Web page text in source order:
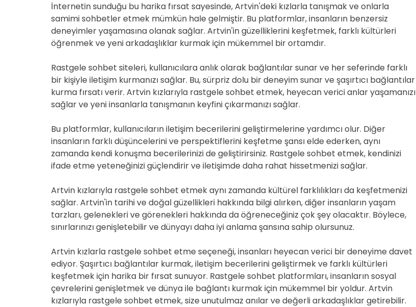
İnternetin sunduğu bu harika fırsat sayesinde, Artvin'deki kızlarla tanışmak ve onlarla
samimi sohbetler etmek mümkün hale gelmiştir. Bu platformlar, insanların benzersiz
deneyimler yaşamasına olanak sağlar. Artvin'in güzelliklerini keşfetmek, farklı kültürleri
öğrenmek ve yeni arkadaşlıklar kurmak için mükemmel bir ortamdır.
Rastgele sohbet siteleri, kullanıcılara anlık olarak bağlantılar sunar ve her seferinde farklı
bir kişiyle iletişim kurmanızı sağlar. Bu, sürpriz dolu bir deneyim sunar ve şaşırtıcı bağlantılar
kurma fırsatı verir. Artvin kızlarıyla rastgele sohbet etmek, heyecan verici anlar yaşamanızı
sağlar ve yeni insanlarla tanışmanın keyfini çıkarmanızı sağlar.
Bu platformlar, kullanıcıların iletişim becerilerini geliştirmelerine yardımcı olur. Diğer
insanların farklı düşüncelerini ve perspektiflerini keşfetme şansı elde ederken, aynı
zamanda kendi konuşma becerilerinizi de geliştirirsiniz. Rastgele sohbet etmek, kendinizi
ifade etme yeteneğinizi güçlendirir ve iletişimde daha rahat hissetmenizi sağlar.
Artvin kızlarıyla rastgele sohbet etmek aynı zamanda kültürel farklılıkları da keşfetmenizi
sağlar. Artvin'in tarihi ve doğal güzellikleri hakkında bilgi alırken, diğer insanların yaşam
tarzları, gelenekleri ve görenekleri hakkında da öğreneceğiniz çok şey olacaktır. Böylece,
sınırlarınızı genişletebilir ve dünyayı daha iyi anlama şansına sahip olursunuz.
Artvin kızlarla rastgele sohbet etme seçeneği, insanları heyecan verici bir deneyime davet
ediyor. Şaşırtıcı bağlantılar kurmak, iletişim becerilerini geliştirmek ve farklı kültürleri
keşfetmek için harika bir fırsat sunuyor. Rastgele sohbet platformları, insanların sosyal
çevrelerini genişletmek ve dünya ile bağlantı kurmak için mükemmel bir yoldur. Artvin
kızlarıyla rastgele sohbet etmek, size unutulmaz anılar ve değerli arkadaşlıklar getirebilir.